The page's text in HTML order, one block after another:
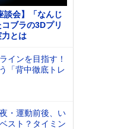
談会】「なんじ
ブラの3Dプリ
とは
インを目指す！
「背中徹底トレ
・運動前後、い
スト？タイミン